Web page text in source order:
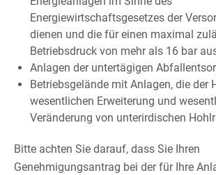
Energiewirtschaftsgesetzes der
dienen und die für einen maximal
Betriebsdruck von mehr als 16 bar
Anlagen der untertägigen
Betriebsgelände mit Anlagen, die der
wesentlichen Erweiterung und
Veränderung von unterirdischen
Bitte achten Sie darauf, dass Sie Ihren
Genehmigungsantrag bei der für Ihre